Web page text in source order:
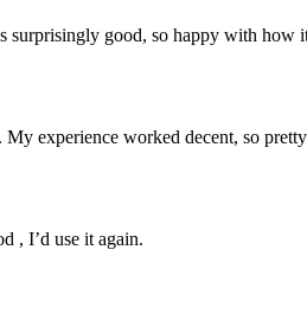
surprisingly good, so happy with how
experience worked decent, so
, I’d use it again.